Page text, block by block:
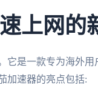
上网的
它是一款专为海外
加速器的亮点包括: